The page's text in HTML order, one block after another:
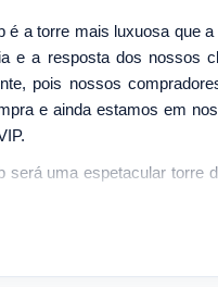
é a torre mais luxuosa que
e a resposta dos nossos
pois nossos
e ainda estamos em
será uma espetacular torre
pés quadrados de
piscinas ao nascer e